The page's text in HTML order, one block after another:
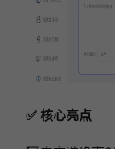
✅ 核心亮点